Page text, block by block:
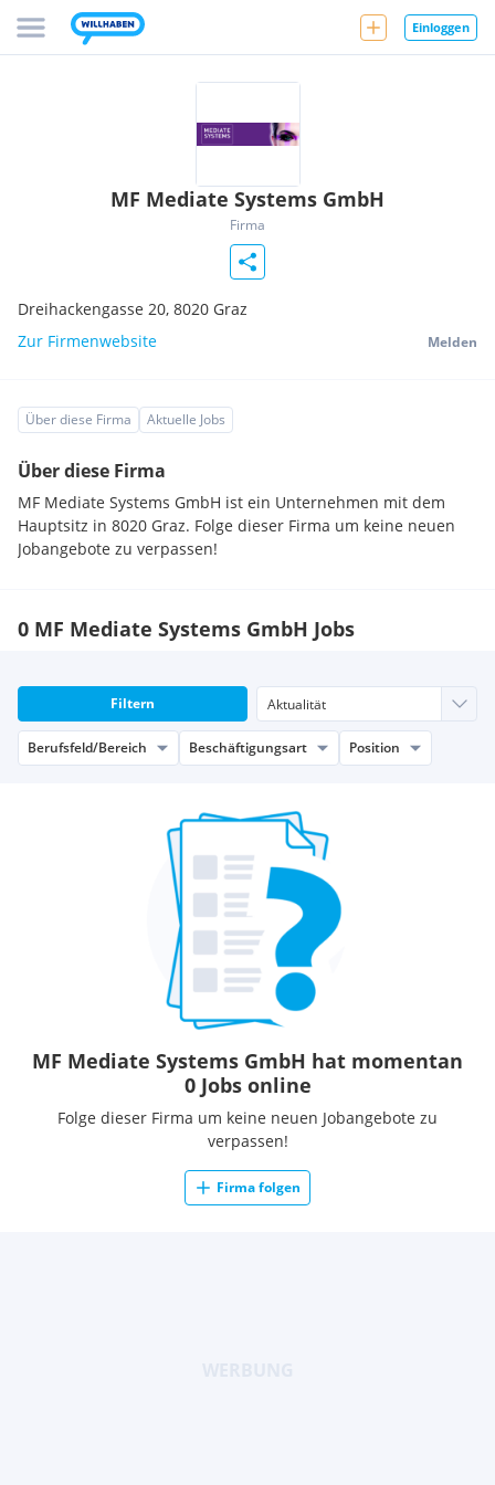
Einloggen
MF Mediate Systems GmbH
Firma
Dreihackengasse 20, 8020 Graz
Zur Firmenwebsite
Melden
Über diese Firma Aktuelle Jobs
Über diese Firma
MF Mediate Systems GmbH ist ein Unternehmen mit dem
Hauptsitz in 8020 Graz. Folge dieser Firma um keine neuen
Jobangebote zu verpassen!
0 MF Mediate Systems GmbH Jobs
Filtern
Berufsfeld/Bereich Beschäftigungsart Position
MF Mediate Systems GmbH hat momentan
0 Jobs online
Folge dieser Firma um keine neuen Jobangebote zu
verpassen!
Firma folgen